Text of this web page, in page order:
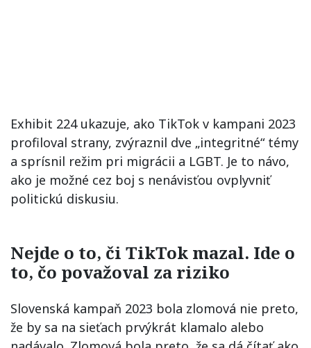
Exhibit 224 ukazuje, ako TikTok v kampani 2023
profiloval strany, zvýraznil dve „integritné“ témy
a sprísnil režim pri migrácii a LGBT. Je to návo,
ako je možné cez boj s nenávisťou ovplyvniť
politickú diskusiu.
Nejde o to, či TikTok mazal. Ide o
to, čo považoval za riziko
Slovenská kampaň 2023 bola zlomová nie preto,
že by sa na sieťach prvýkrát klamalo alebo